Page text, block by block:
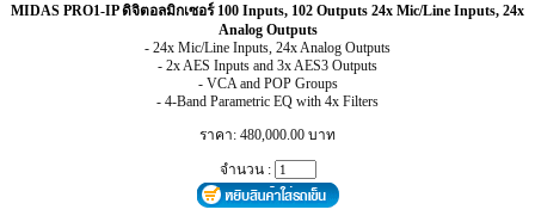
MIDAS PRO1-IP ดิจิตอลมิกเซอร์ 100 Inputs, 102 Outputs 24x Mic/Line Inputs, 24x
Analog Outputs
- 24x Mic/Line Inputs, 24x Analog Outputs
- 2x AES Inputs and 3x AES3 Outputs
- VCA and POP Groups
- 4-Band Parametric EQ with 4x Filters
ราคา: 480,000.00 บาท
จำนวน :